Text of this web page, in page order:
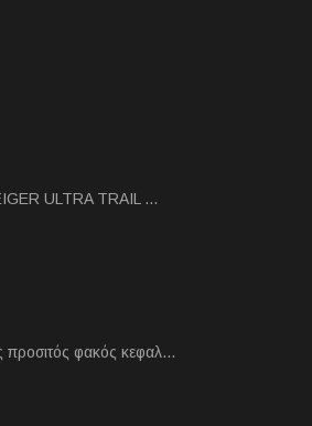
ULTRA TRAIL …
φακός κεφαλ…